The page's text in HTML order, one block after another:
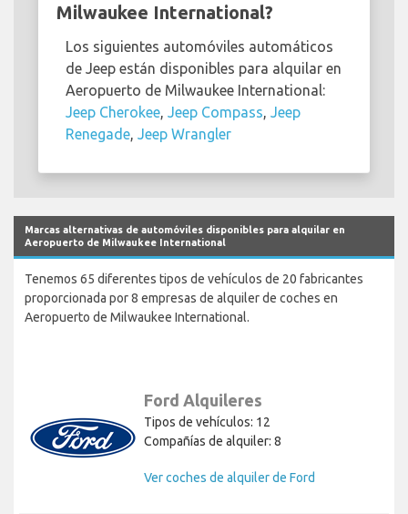
Milwaukee International?
Los siguientes automóviles automáticos
de Jeep están disponibles para alquilar en
Aeropuerto de Milwaukee International:
Jeep Cherokee
Jeep Compass
Jeep
Renegade
Jeep Wrangler
Marcas alternativas de automóviles disponibles para alquilar en
Aeropuerto de Milwaukee International
Tenemos 65 diferentes tipos de vehículos de 20 fabricantes
proporcionada por 8 empresas de alquiler de coches en
Aeropuerto de Milwaukee International.
Ford Alquileres
Tipos de vehículos: 12
Compañías de alquiler: 8
Ver coches de alquiler de Ford